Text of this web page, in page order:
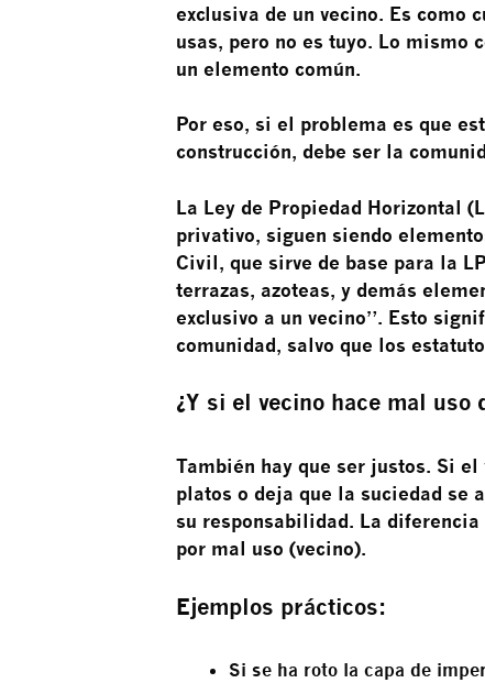
exclusiva de un vecino. Es como
usas, pero no es tuyo. Lo mismo
un elemento común.
Por eso, si el problema es que
construcción, debe ser la
La Ley de Propiedad Horizontal
privativo, siguen siendo
Civil, que sirve de base para la
terrazas, azoteas, y demás
exclusivo a un vecino”. Esto
comunidad, salvo que los
¿Y si el vecino hace mal uso
También hay que ser justos. Si
platos o deja que la suciedad se
su responsabilidad. La
por mal uso (vecino).
Ejemplos prácticos:
Si se ha roto la capa de